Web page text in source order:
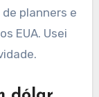
planners e
EUA. Usei